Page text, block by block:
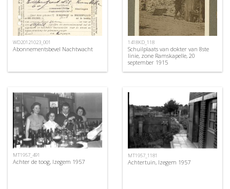
WD20121023_001
Abonnementsbevel Nachtwacht
1418KD_118
Schuilplaats van dokter van 8ste
linie, zone Ramskapelle, 20
september 1915
MT1957_491
Achter de toog, Izegem 1957
MT1957_1181
Achtertuin, Izegem 1957